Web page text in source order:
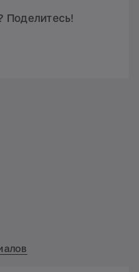
Поделитесь!